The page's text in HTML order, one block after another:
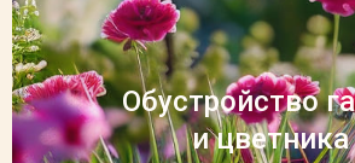
Обустройство
и цветника